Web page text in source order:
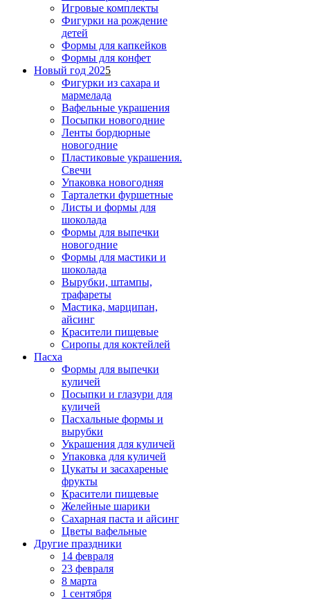
Игровые комплекты
Фигурки на рождение
детей
Формы для капкейков
Формы для конфет
Новый год 2025
Фигурки из сахара и
мармелада
Вафельные украшения
Посыпки новогодние
Ленты бордюрные
новогодние
Пластиковые украшения.
Свечи
Упаковка новогодняя
Тарталетки фуршетные
Листы и формы для
шоколада
Формы для выпечки
новогодние
Формы для мастики и
шоколада
Вырубки, штампы,
трафареты
Мастика, марципан,
айсинг
Красители пищевые
Сиропы для коктейлей
Пасха
Формы для выпечки
куличей
Посыпки и глазури для
куличей
Пасхальные формы и
вырубки
Украшения для куличей
Упаковка для куличей
Цукаты и засахареные
фрукты
Красители пищевые
Желейные шарики
Сахарная паста и айсинг
Цветы вафельные
Другие праздники
14 февраля
23 февраля
8 марта
1 сентября